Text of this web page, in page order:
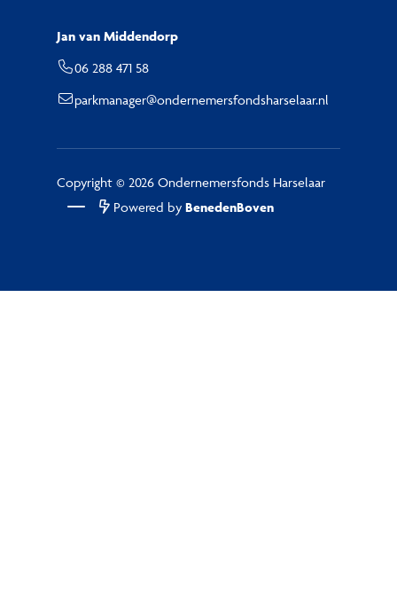
Jan van Middendorp
06 288 471 58
parkmanager@ondernemersfondsharselaar.nl
Copyright © 2026 Ondernemersfonds Harselaar
Powered by BenedenBoven